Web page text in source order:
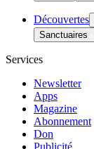
Découvertes
Sanctuaires
Services
Newsletter
Apps
Magazine
Abonnement
Don
Publicité